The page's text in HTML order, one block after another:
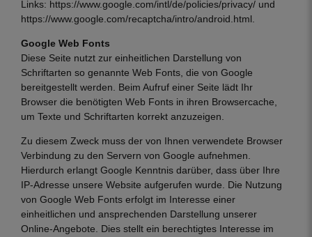
Links: https://www.google.com/intl/de/policies/privacy/ und
https://www.google.com/recaptcha/intro/android.html
Google Web Fonts
Diese Seite nutzt zur einheitlichen Darstellung von
Schriftarten so genannte Web Fonts, die von Google
bereitgestellt werden. Beim Aufruf einer Seite lädt Ihr
Browser die benötigten Web Fonts in ihren Browsercache,
um Texte und Schriftarten korrekt anzuzeigen.
Zu diesem Zweck muss der von Ihnen verwendete Browser
Verbindung zu den Servern von Google aufnehmen.
Hierdurch erlangt Google Kenntnis darüber, dass über Ihre
IP-Adresse unsere Website aufgerufen wurde. Die Nutzung
von Google Web Fonts erfolgt im Interesse einer
einheitlichen und ansprechenden Darstellung unserer
Online-Angebote. Dies stellt ein berechtigtes Interesse im